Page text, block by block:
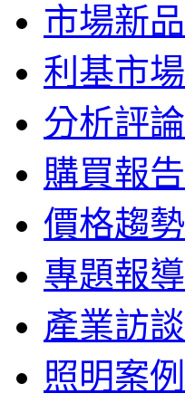
市場新品
利基市場
分析評論
購買報告
價格趨勢
專題報導
產業訪談
照明案例